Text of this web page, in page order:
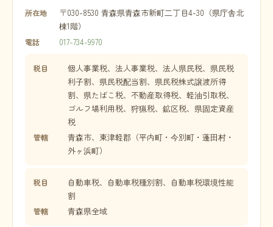
所在地
〒030-8530 青森県青森市新町二丁目4-30（県庁舎北
棟1階）
電話 017-734-9970
税目
個人事業税、法人事業税、法人県民税、県民税
利子割、県民税配当割、県民税株式譲渡所得
割、県たばこ税、不動産取得税、軽油引取税、
ゴルフ場利用税、狩猟税、鉱区税、県固定資産
税
管轄
青森市、東津軽郡（平内町・今別町・蓬田村・
外ヶ浜町）
税目
自動車税、自動車税種別割、自動車税環境性能
割
管轄 青森県全域